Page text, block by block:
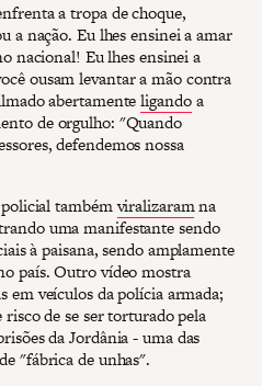
a tropa de choque,
a nação. Eu lhes ensinei a amar
nacional! Eu lhes ensinei a
ousam levantar a mão contra
abertamenteligandoa
de orgulho: "Quando
defendemos nossa
tambémviralizaramna
uma manifestante sendo
à paisana, sendo amplamente
país. Outro vídeo mostra
em veículos da polícia armada;
risco de se ser torturado pela
da Jordânia - uma das
"fábrica de unhas".